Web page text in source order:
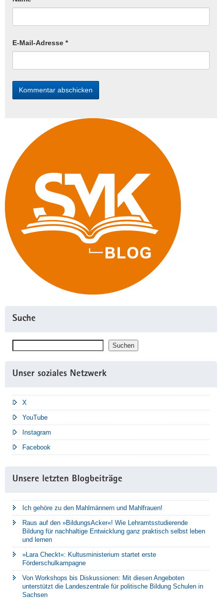
E-Mail-Adresse *
Suche
Suchen
Unser soziales Netzwerk
X
YouTube
Instagram
Facebook
Unsere letzten Blogbeiträge
Ich gehöre zu den Mahlmännern und Mahlfrauen!
Raus auf den »BildungsAcker«! Wie Lehramtsstudierende
Bildung für nachhaltige Entwicklung ganz praktisch selbst leben
und lernen
»Lara Checkt«: Kultusministerium startet erste
Förderschulkampagne
Von Workshops bis Diskussionen: Mit diesen Angeboten
unterstützt die Landeszentrale für politische Bildung Schulen in
Sachsen